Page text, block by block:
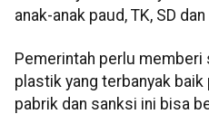
anak-anak paud, TK, SD
Pemerintah perlu memberi
plastik yang terbanyak baik
pabrik dan sanksi ini bisa